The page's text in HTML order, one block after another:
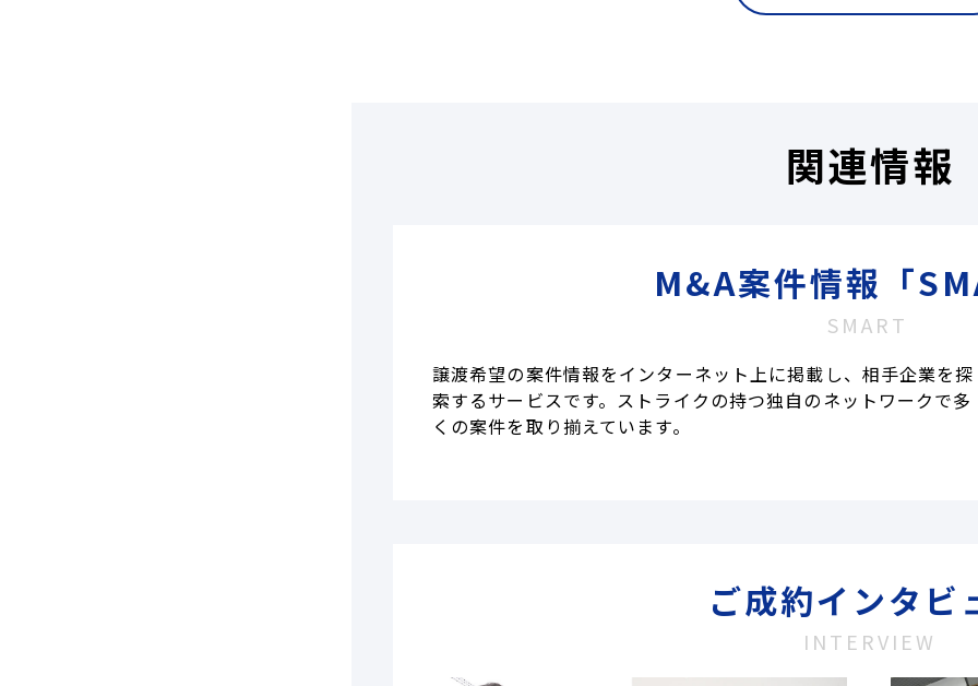
関連情報
M&A案件情報「
SMART
譲渡希望の案件情報をインターネット上に掲載し、相手企業を探
索するサービスです。ストライクの持つ独自のネットワークで多
くの案件を取り揃えています。
ご成約インタビ
INTERVIEW